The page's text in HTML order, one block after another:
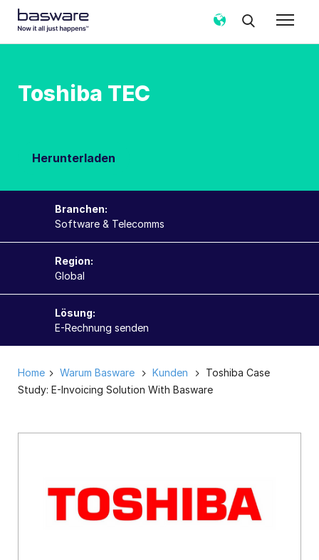
Toshiba TEC
Herunterladen
Branchen:
Software & Telecomms
Region:
Global
Lösung:
E-Rechnung senden
Home Warum Basware Kunden
Toshiba Case
Study: E-Invoicing Solution With Basware